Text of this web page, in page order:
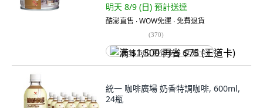
明天 8/9 (日) 預計送達
酷澎直售 ∙ WOW免運 ∙ 免費退貨
(370)
满 $1,500 再省 $75 (王道卡)
統一 咖啡廣場 奶香特調咖啡, 600ml,
24瓶